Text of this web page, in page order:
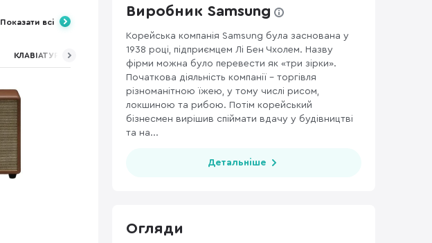
Показати всі
КЛАВІАТУРИ, КОМПЛЕКТИ 232 WI-FI РОУТЕРИ 169 АКСЕСУАРИ ДЛЯ МОНІТОРІВ ТА
Виробник Samsung
Корейська компанія Samsung була заснована у
1938 році, підприємцем Лі Бен Чхолем. Назву
фірми можна було перевести як «три зірки».
Початкова діяльність компанії – торгівля
різноманітною їжею, у тому числі рисом,
локшиною та рибою. Потім корейський
бізнесмен вирішив спіймати вдачу у будівництві
та на...
Детальніше
Огляди